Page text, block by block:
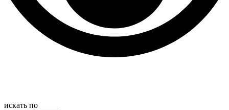
искать по